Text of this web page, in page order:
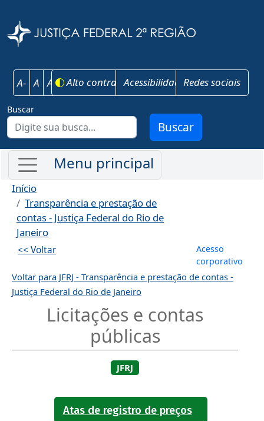
A- A A+ Alto contrasteAcessibilidadeRedes sociais
Buscar
Buscar
Início
Transparência e prestação de
contas - Justiça Federal do Rio de
Janeiro
<< Voltar Menu de
Acesso
corporativo
Voltar para JFRJ - Transparência e prestação de contas -
Justiça Federal do Rio de Janeiro
Licitações e contas
públicas
JFRJ
Atas de registro de preços